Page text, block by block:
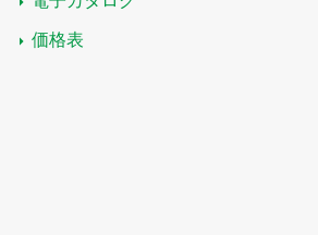
価格表